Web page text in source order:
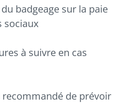
badgeage sur la paie
sociaux
à suivre en cas
recommandé de prévoir